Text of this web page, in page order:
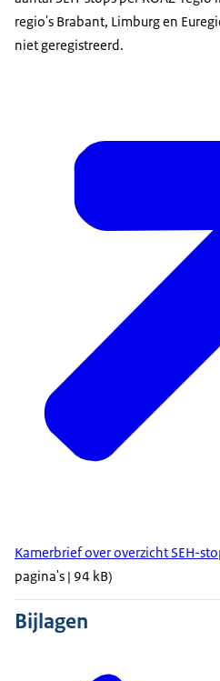
regio's Brabant, Limburg en
niet geregistreerd.
Kamerbrief over overzicht SEH-
pagina's | 94 kB)
Bijlagen